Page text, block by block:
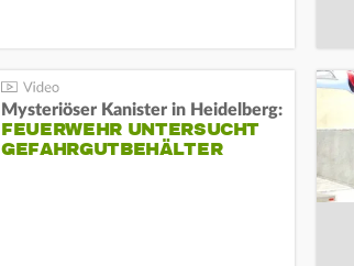
Mysteriöser Kanister in Heidelberg:
FEUERWEHR UNTERSUCHT
GEFAHRGUTBEHÄLTER